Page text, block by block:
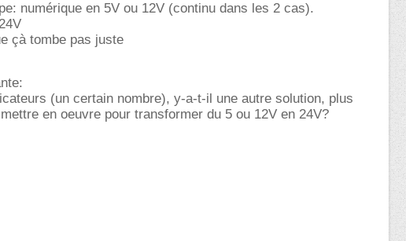
numérique en 5V ou 12V (continu dans les 2 cas).
çà tombe pas juste
(un certain nombre), y-a-t-il une autre solution, plus
en oeuvre pour transformer du 5 ou 12V en 24V?